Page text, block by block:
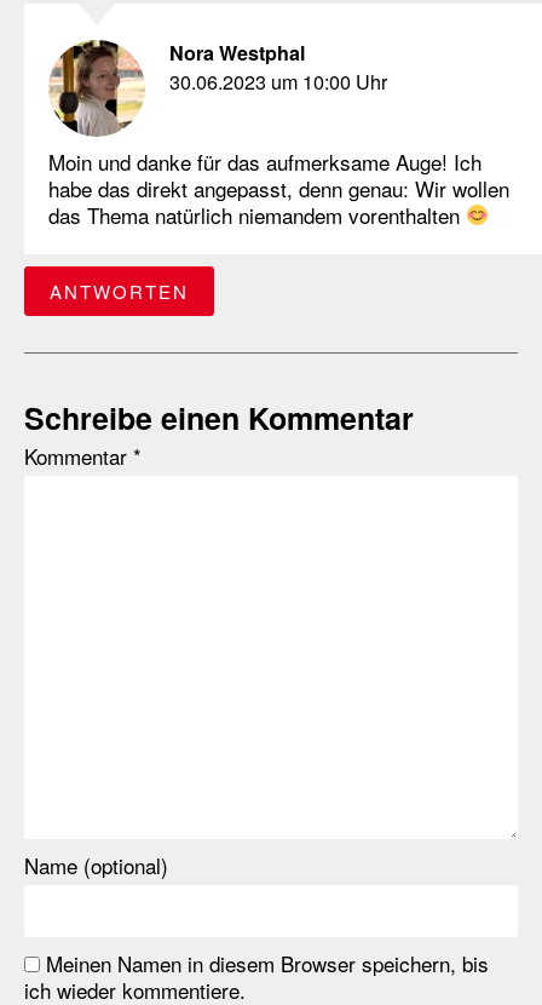
Nora Westphal
30.06.2023 um 10:00 Uhr
Moin und danke für das aufmerksame Auge! Ich
habe das direkt angepasst, denn genau: Wir wollen
das Thema natürlich niemandem vorenthalten
ANTWORTEN
Schreibe einen Kommentar
Kommentar *
Name (optional)
Meinen Namen in diesem Browser speichern, bis
ich wieder kommentiere.